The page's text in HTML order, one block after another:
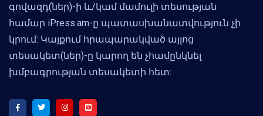
գովազդ(ներ)-ի և/կամ մամուլի տեսության
համար iPress.am-ը պատասխանատվություն չի
կրում: Կայքում հրապարակված այլոց
տեսակետ(ներ)-ը կարող են չհամընկնել
խմբագրության տեսակետի հետ: